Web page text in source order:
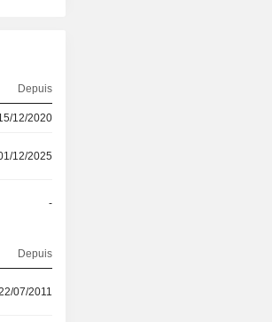
Depuis
12/2020
12/2025
-
Depuis
07/2011